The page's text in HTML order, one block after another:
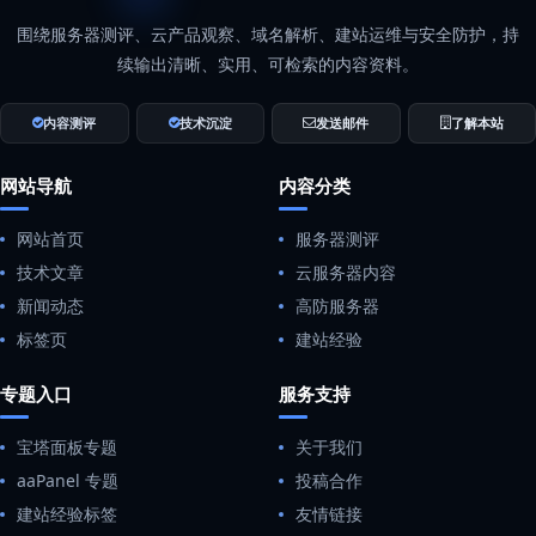
围绕服务器测评、云产品观察、域名解析、建站运维与安全防护，持
续输出清晰、实用、可检索的内容资料。
内容测评 技术沉淀 发送邮件 了解本站
网站导航
网站首页
技术文章
新闻动态
标签页
内容分类
服务器测评
云服务器内容
高防服务器
建站经验
专题入口
宝塔面板专题
aaPanel 专题
建站经验标签
服务支持
关于我们
投稿合作
友情链接